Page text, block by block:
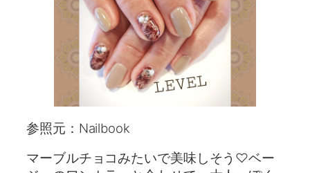
参照元：Nailbook
マーブルチョコみたいで美味しそう♡ベー